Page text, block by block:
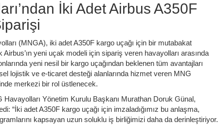
İki Adet Airbus A350F
(MNGA), iki adet A350F kargo uçağı için bir mutabakat
yeni uçak modeli için sipariş veren havayolları arasında
yeni nesil bir kargo uçağından beklenen tüm avantajları
lojistik ve e-ticaret desteği alanlarında hizmet veren MNG
merkezi bir rol üstlenecek.
Havayolları Yönetim Kurulu Başkanı Murathan Doruk Günal,
“İki adet A350F kargo uçağı için imzaladığımız bu anlaşma,
kapsayan uzun soluklu iş birliğimizi daha da derinleştiriyor.